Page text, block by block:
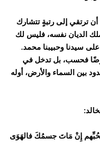
ترتقي إلى رتبةٍ تتشارك
الديان نفسه، فليس لك
سيدنا وحبيبنا محمد.
فحسب، بل تدخل في
بين السماء والأرض، أوله
إِنْ مَاتَ جسمُكَ فالهَوَى